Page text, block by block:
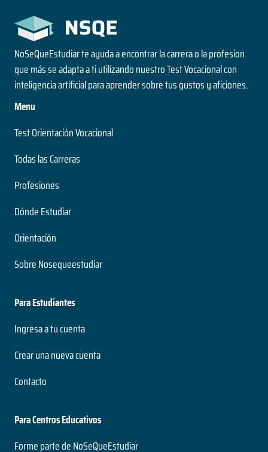
NoSeQueEstudiar te ayuda a encontrar la carrera o la profesion
que más se adapta a ti utilizando nuestro Test Vocacional con
inteligencia artificial para aprender sobre tus gustos y aficiones.
Menu
Test Orientación Vocacional
Todas las Carreras
Profesiones
Dónde Estudiar
Orientación
Sobre Nosequeestudiar
Para Estudiantes
Ingresa a tu cuenta
Crear una nueva cuenta
Contacto
Para Centros Educativos
Forme parte de NoSeQueEstudiar